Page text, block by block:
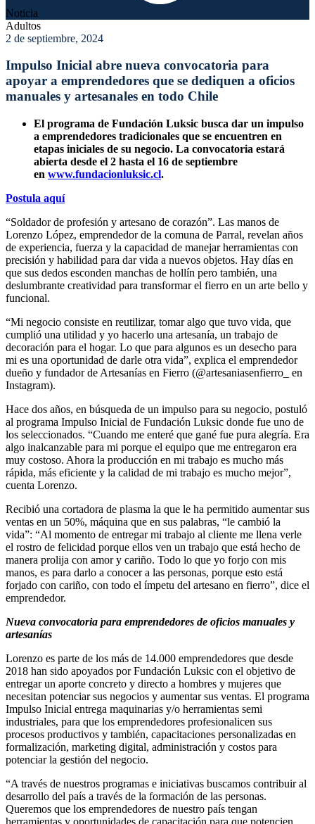
Noticia
Adultos
2 de septiembre, 2024
Impulso Inicial abre nueva convocatoria para
apoyar a emprendedores que se dediquen a oficios
manuales y artesanales en todo Chile
El programa de Fundación Luksic busca dar un impulso
a emprendedores tradicionales que se encuentren en
etapas iniciales de su negocio. La convocatoria estará
abierta desde el 2 hasta el 16 de septiembre
en www.fundacionluksic.cl.
Postula aquí
“Soldador de profesión y artesano de corazón”. Las manos de
Lorenzo López, emprendedor de la comuna de Parral, revelan años
de experiencia, fuerza y la capacidad de manejar herramientas con
precisión y habilidad para dar vida a nuevos objetos. Hay días en
que sus dedos esconden manchas de hollín pero también, una
deslumbrante creatividad para transformar el fierro en un arte bello y
funcional.
“Mi negocio consiste en reutilizar, tomar algo que tuvo vida, que
cumplió una utilidad y yo hacerlo una artesanía, un trabajo de
decoración para el hogar. Lo que para algunos es un desecho para
mi es una oportunidad de darle otra vida”, explica el emprendedor
dueño y fundador de Artesanías en Fierro (@artesaniasenfierro_ en
Instagram).
Hace dos años, en búsqueda de un impulso para su negocio, postuló
al programa Impulso Inicial de Fundación Luksic donde fue uno de
los seleccionados. “Cuando me enteré que gané fue pura alegría. Era
algo inalcanzable para mi porque el equipo que me entregaron era
muy costoso. Ahora la producción en mi trabajo es mucho más
rápida, más eficiente y la calidad de mi trabajo es mucho mejor”,
cuenta Lorenzo.
Recibió una cortadora de plasma la que le ha permitido aumentar sus
ventas en un 50%, máquina que en sus palabras, “le cambió la
vida”: “Al momento de entregar mi trabajo al cliente me llena verle
el rostro de felicidad porque ellos ven un trabajo que está hecho de
manera prolija con amor y cariño. Todo lo que yo forjo con mis
manos, es para darlo a conocer a las personas, porque esto está
forjado con cariño, con todo el ímpetu del artesano en fierro”, dice el
emprendedor.
Nueva convocatoria para emprendedores de oficios manuales y
artesanías
Lorenzo es parte de los más de 14.000 emprendedores que desde
2018 han sido apoyados por Fundación Luksic con el objetivo de
entregar un aporte concreto y directo a hombres y mujeres que
necesitan potenciar sus negocios y aumentar sus ventas. El programa
Impulso Inicial entrega maquinarias y/o herramientas semi
industriales, para que los emprendedores profesionalicen sus
procesos productivos y también, capacitaciones personalizadas en
formalización, marketing digital, administración y costos para
potenciar la gestión del negocio.
“A través de nuestros programas e iniciativas buscamos contribuir al
desarrollo del país a través de la formación de las personas.
Queremos que los emprendedores de nuestro país tengan
herramientas y oportunidades de capacitación para que potencien